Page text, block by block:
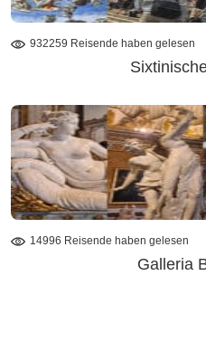
932259 Reisende haben gelesen
14996 Reisende haben gelesen
Galleria